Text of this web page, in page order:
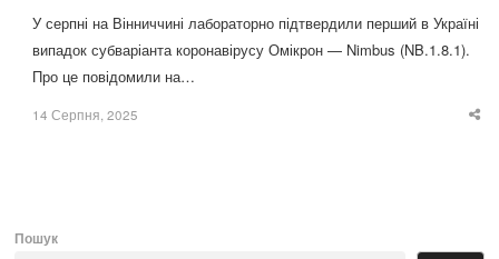
У серпні на Вінниччині лабораторно підтвердили перший в Україні
випадок субваріанта коронавірусу Омікрон — Nimbus (NB.1.8.1).
Про це повідомили на…
14 Серпня, 2025
Пошук